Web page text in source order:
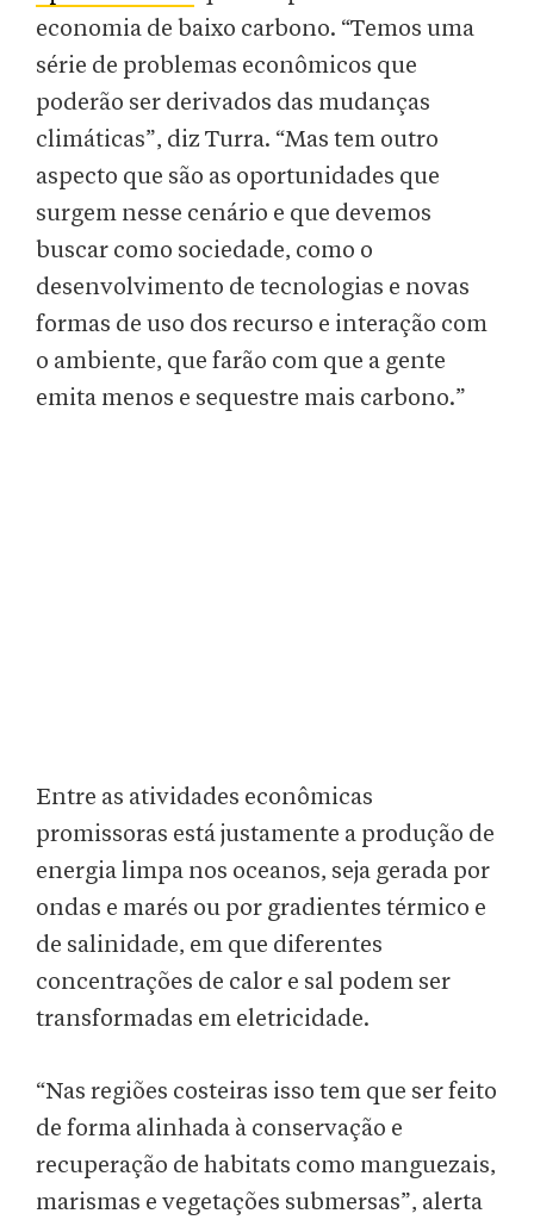
economia de baixo carbono. “Temos uma
série de problemas econômicos que
poderão ser derivados das mudanças
climáticas”, diz Turra. “Mas tem outro
aspecto que são as oportunidades que
surgem nesse cenário e que devemos
buscar como sociedade, como o
desenvolvimento de tecnologias e novas
formas de uso dos recurso e interação com
o ambiente, que farão com que a gente
emita menos e sequestre mais carbono.”
Entre as atividades econômicas
promissoras está justamente a produção de
energia limpa nos oceanos, seja gerada por
ondas e marés ou por gradientes térmico e
de salinidade, em que diferentes
concentrações de calor e sal podem ser
transformadas em eletricidade.
“Nas regiões costeiras isso tem que ser feito
de forma alinhada à conservação e
recuperação de habitats como manguezais,
marismas e vegetações submersas”, alerta